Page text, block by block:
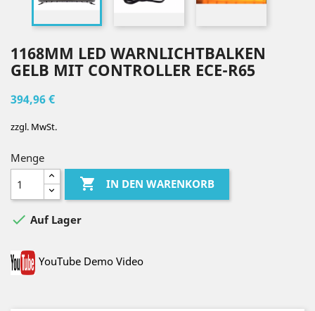
1168MM LED WARNLICHTBALKEN
GELB MIT CONTROLLER ECE-R65
394,96 €
zzgl. MwSt.
Menge
 IN DEN WARENKORB
 Auf Lager
YouTube Demo Video